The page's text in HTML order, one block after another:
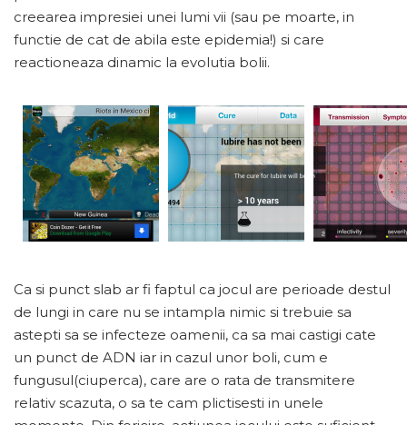
creearea impresiei unei lumi vii (sau pe moarte, in
functie de cat de abila este epidemia!) si care
reactioneaza dinamic la evolutia bolii.
Ca si punct slab ar fi faptul ca jocul are perioade destul
de lungi in care nu se intampla nimic si trebuie sa
astepti sa se infecteze oamenii, ca sa mai castigi cate
un punct de ADN iar in cazul unor boli, cum e
fungusul(ciuperca), care are o rata de transmitere
relativ scazuta, o sa te cam plictisesti in unele